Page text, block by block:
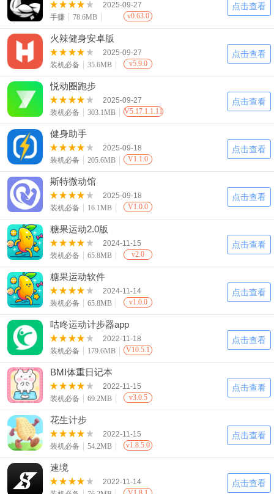
2025-09-27
手赚
78.6MB v0.63.0
点击查看
火辣健身安卓版
2025-09-27
装机必备
35.6MB v5.9.0
点击查看
悦动圈跑步
2025-09-27
装机必备
303.1MB V5.17.1.1.11
点击查看
健身助手
2025-09-18
装机必备
205.6MB V1.1.0
点击查看
斯特微动馆
2025-09-18
装机必备
16.1MB V1.0.0
点击查看
糖果运动2.0版
2024-11-15
装机必备
65.8MB v2.0
点击查看
糖果运动软件
2024-11-14
装机必备
65.8MB v1.0.0
点击查看
咕咚运动计步器app
2022-11-18
装机必备
179.6MB V10.5.1
点击查看
BMI体重日记本
2022-11-15
装机必备
69.2MB v3.0.5
点击查看
花生计步
2022-11-15
装机必备
54.2MB v1.8.5.0
点击查看
速境
2022-11-14
点击查看